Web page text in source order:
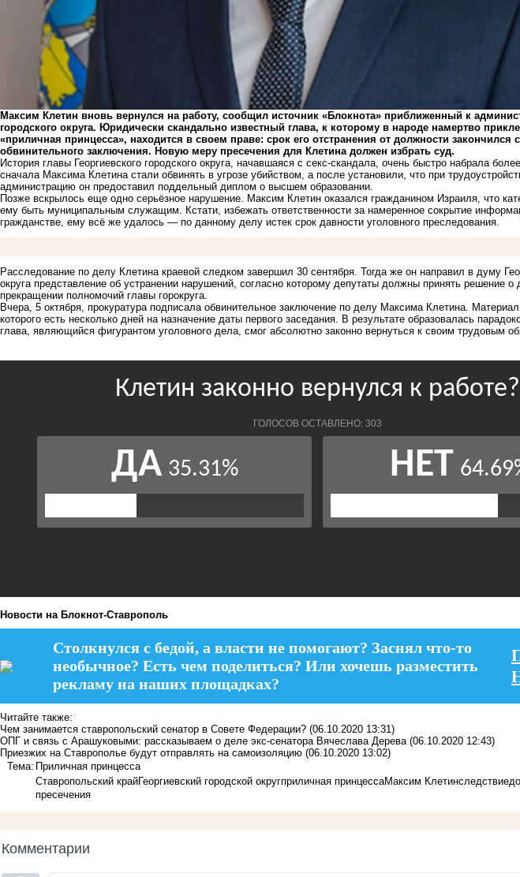
Максим Клетин вновь вернулся на работу, сообщил источник «Блокнота» приближенный к
городского округа. Юридически скандально известный глава, к которому в народе намертво
«приличная принцесса», находится в своем праве: срок его отстранения от должности закончился
обвинительного заключения. Новую меру пресечения для Клетина должен избрать суд.
История главы Георгиевского городского округа, начавшаяся с секс-скандала, очень быстро набрала более
сначала Максима Клетина стали обвинять в угрозе убийством, а после установили, что при
администрацию он предоставил поддельный диплом о высшем образовании.
Позже вскрылось еще одно серьёзное нарушение. Максим Клетин оказался гражданином Израиля, что
ему быть муниципальным служащим. Кстати, избежать ответственности за намеренное сокрытие
гражданстве, ему всё же удалось — по данному делу истек срок давности уголовного преследования.
Расследование по делу Клетина краевой следком завершил 30 сентября. Тогда же он направил в думу
округа представление об устранении нарушений, согласно которому депутаты должны принять решение о
прекращении полномочий главы горокруга.
Вчера, 5 октября, прокуратура подписала обвинительное заключение по делу Максима Клетина.
которого есть несколько дней на назначение даты первого заседания. В результате образовалась
глава, являющийся фигурантом уголовного дела, смог абсолютно законно вернуться к своим трудовым
Новости на Блoкнoт-Ставрополь
Столкнулся с бедой, а власти не помогают? Заснял что-то
необычное? Есть чем поделиться? Или хочешь разместить
рекламу на наших площадках?
Читайте также:
Чем занимается ставропольский сенатор в Совете Федерации? (06.10.2020 13:31)
ОПГ и связь с Арашуковыми: рассказываем о деле экс-сенатора Вячеслава Дерева (06.10.2020 12:43)
Приезжих на Ставрополье будут отправлять на самоизоляцию (06.10.2020 13:02)
Тема: Приличная принцесса
Ставропольский крайГеоргиевский городской округприличная принцессаМаксим Клетинследствие
пресечения
Комментарии